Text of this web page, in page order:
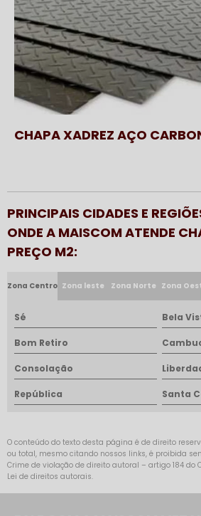
CHAPA XADREZ AÇO
PRINCIPAIS CIDADES E
ONDE A MAISCOM ATENDE
PREÇO M2:
Zona Centro Zona leste Zona Norte Zona
Sé Bela
Bom Retiro
Consolação
República Santa
O conteúdo do texto desta página é de direito
ou total, mesmo citando nossos links, é proibida
Crime de violação de direito autoral – artigo 184 do
Lei de direitos autorais.